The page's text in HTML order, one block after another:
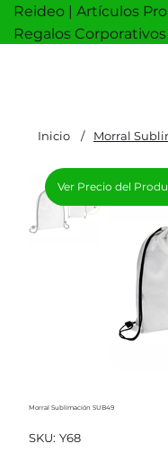
Reideo | Artículos
Regalos
Inicio / Morral
Morral Sublimación SUB49
SKU: SKU
Y68
Y68
Ver Precio del